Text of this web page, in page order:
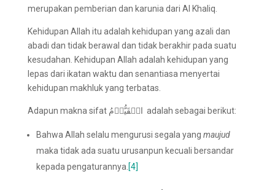
merupakan pemberian dan karunia dari Al Khaliq.
Kehidupan Allah itu adalah kehidupan yang azali dan
abadi dan tidak berawal dan tidak berakhir pada suatu
kesudahan. Kehidupan Allah adalah kehidupan yang
lepas dari ikatan waktu dan senantiasa menyertai
kehidupan makhluk yang terbatas.
Adapun makna sifat الۡقَيُّوۡمُ adalah sebagai berikut:
Bahwa Allah selalu mengurusi segala yang maujud
maka tidak ada suatu urusanpun kecuali bersandar
kepada pengaturannya. [4]